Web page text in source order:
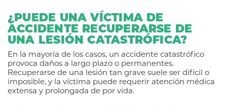
¿PUEDE UNA VÍCTIMA DE
ACCIDENTE RECUPERARSE DE
UNA LESIÓN CATASTRÓFICA?
En la mayoría de los casos, un accidente catastrófico
provoca daños a largo plazo o permanentes.
Recuperarse de una lesión tan grave suele ser difícil o
imposible, y la víctima puede requerir atención médica
extensa y prolongada de por vida.